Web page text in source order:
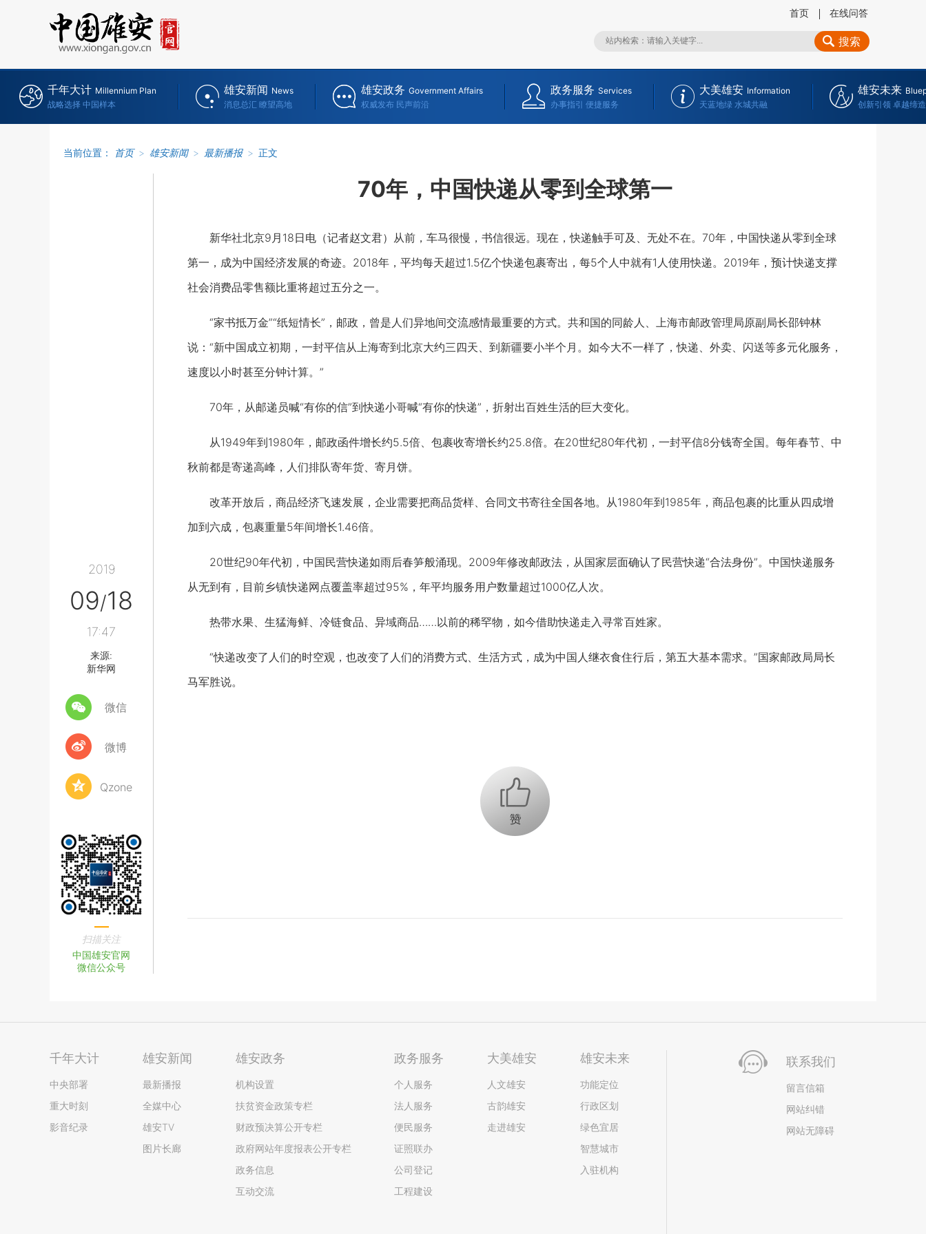
首页 在线问答
搜索
千年大计 Millennium Plan
战略选择 中国样本
雄安新闻 News
消息总汇 瞭望高地
雄安政务 Government Affairs
权威发布 民声前沿
政务服务 Services
办事指引 便捷服务
大美雄安 Information
天蓝地绿 水城共融
雄安未来
创新引领 卓越缔造
当前位置： 首页 > 雄安新闻 > 最新播报 > 正文
2019
09/18
17:47
来源:
新华网
微信
微博
Qzone
扫描关注
中国雄安官网
微信公众号
70年，中国快递从零到全球第一
新华社北京9月18日电（记者赵文君）从前，车马很慢，书信很远。现在，快递触手可及、无处不在。70年，中国快递从零到全球
第一，成为中国经济发展的奇迹。2018年，平均每天超过1.5亿个快递包裹寄出，每5个人中就有1人使用快递。2019年，预计快递支撑
社会消费品零售额比重将超过五分之一。
“家书抵万金”“纸短情长”，邮政，曾是人们异地间交流感情最重要的方式。共和国的同龄人、上海市邮政管理局原副局长邵钟林
说：“新中国成立初期，一封平信从上海寄到北京大约三四天、到新疆要小半个月。如今大不一样了，快递、外卖、闪送等多元化服务，
速度以小时甚至分钟计算。”
70年，从邮递员喊“有你的信”到快递小哥喊“有你的快递”，折射出百姓生活的巨大变化。
从1949年到1980年，邮政函件增长约5.5倍、包裹收寄增长约25.8倍。在20世纪80年代初，一封平信8分钱寄全国。每年春节、中
秋前都是寄递高峰，人们排队寄年货、寄月饼。
改革开放后，商品经济飞速发展，企业需要把商品货样、合同文书寄往全国各地。从1980年到1985年，商品包裹的比重从四成增
加到六成，包裹重量5年间增长1.46倍。
20世纪90年代初，中国民营快递如雨后春笋般涌现。2009年修改邮政法，从国家层面确认了民营快递“合法身份”。中国快递服务
从无到有，目前乡镇快递网点覆盖率超过95%，年平均服务用户数量超过1000亿人次。
热带水果、生猛海鲜、冷链食品、异域商品……以前的稀罕物，如今借助快递走入寻常百姓家。
“快递改变了人们的时空观，也改变了人们的消费方式、生活方式，成为中国人继衣食住行后，第五大基本需求。”国家邮政局局长
马军胜说。
+1
千年大计
中央部署
重大时刻
影音纪录
雄安新闻
最新播报
全媒中心
雄安TV
图片长廊
雄安政务
机构设置
扶贫资金政策专栏
财政预决算公开专栏
政府网站年度报表公开专栏
政务信息
互动交流
政务服务
个人服务
法人服务
便民服务
证照联办
公司登记
工程建设
大美雄安
人文雄安
古韵雄安
走进雄安
雄安未来
功能定位
行政区划
绿色宜居
智慧城市
入驻机构
联系我们
留言信箱
网站纠错
网站无障碍